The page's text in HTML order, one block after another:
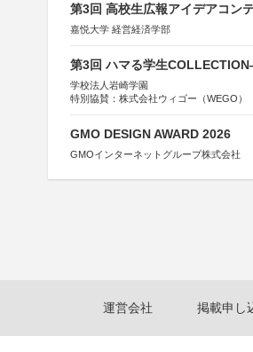
第3回 高校生広報アイデアコン
嘉悦大学 経営経済学部
第3回 ハマる学生
学校法人岩崎学園
特別協賛：株式会社ウィゴー（WEGO）
GMO DESIGN AWARD 2026
GMOインターネットグループ株式会社
運営会社 掲載申し